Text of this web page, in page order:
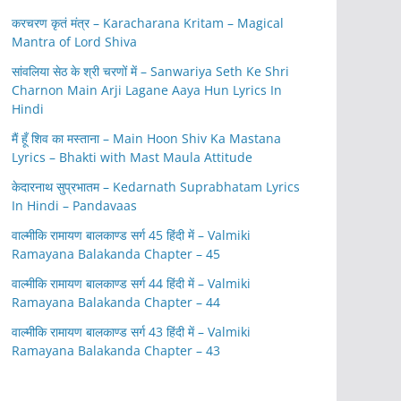
करचरण कृतं मंत्र – Karacharana Kritam – Magical
Mantra of Lord Shiva
सांवलिया सेठ के श्री चरणों में – Sanwariya Seth Ke Shri
Charnon Main Arji Lagane Aaya Hun Lyrics In
Hindi
मैं हूँ शिव का मस्ताना – Main Hoon Shiv Ka Mastana
Lyrics – Bhakti with Mast Maula Attitude
केदारनाथ सुप्रभातम – Kedarnath Suprabhatam Lyrics
In Hindi – Pandavaas
वाल्मीकि रामायण बालकाण्ड सर्ग 45 हिंदी में – Valmiki
Ramayana Balakanda Chapter – 45
वाल्मीकि रामायण बालकाण्ड सर्ग 44 हिंदी में – Valmiki
Ramayana Balakanda Chapter – 44
वाल्मीकि रामायण बालकाण्ड सर्ग 43 हिंदी में – Valmiki
Ramayana Balakanda Chapter – 43